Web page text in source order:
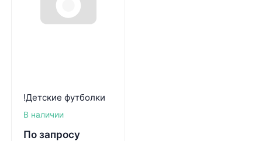
!Детские футболки
В наличии
По запросу